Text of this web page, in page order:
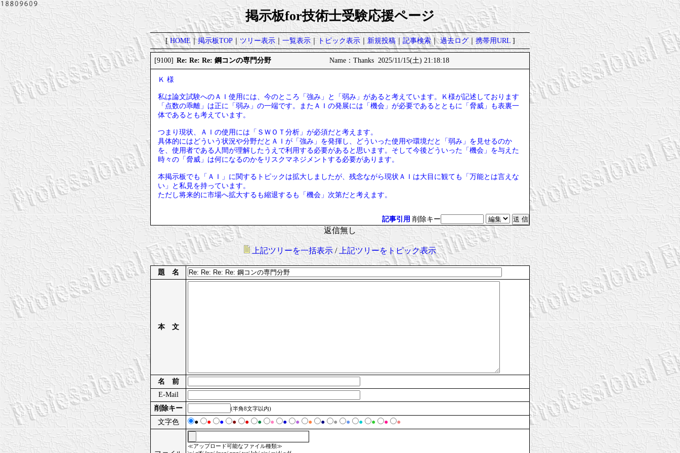
掲示板for技術士受験応援ページ
[HOME｜掲示板TOP｜ツリー表示｜一覧表示｜トピック表示｜新規投稿｜記事検索｜過去ログ｜携帯用URL]
[9100] Re: Re: Re: 鋼コンの専門分野 Name：Thanks 2025/11/15(土) 21:18:18
Ｋ 様
私は論文試験へのＡＩ使用には、今のところ「強み」と「弱み」があると考えています。Ｋ様が記述しております
「点数の乖離」は正に「弱み」の一端です。またＡＩの発展には「機会」が必要であるとともに「脅威」も表裏一
体であるとも考えています。
つまり現状、ＡＩの使用には「ＳＷＯＴ分析」が必須だと考えます。
具体的にはどういう状況や分野だとＡＩが「強み」を発揮し、どういった使用や環境だと「弱み」を見せるのか
を、使用者である人間が理解したうえで利用する必要があると思います。そして今後どういった「機会」を与えた
時々の「脅威」は何になるのかをリスクマネジメントする必要があります。
本掲示板でも「ＡＩ」に関するトピックは拡大しましたが、残念ながら現状ＡＩは大目に観ても「万能とは言えな
い」と私見を持っています。
ただし将来的に市場へ拡大するも縮退するも「機会」次第だと考えます。
記事引用 削除キー
返信無し
上記ツリーを一括表示/上記ツリーをトピック表示
題 名
本 文
名 前
E-Mail
削除キー
(半角8文字以内)
文字色 ● ● ● ● ● ● ● ● ● ● ● ● ● ● ● ● ●
≪アップロード可能なファイル種類≫